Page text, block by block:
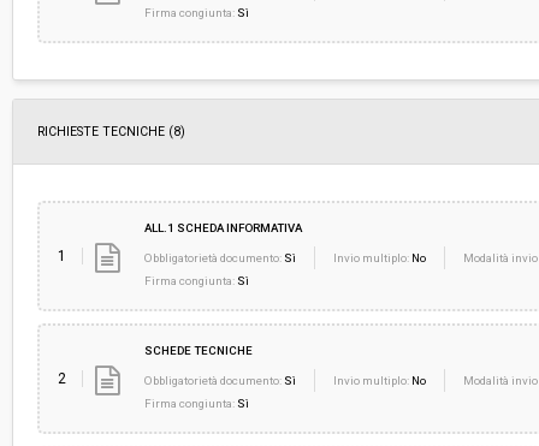
Firma congiunta: Sì
RICHIESTE TECNICHE (8)
1
ALL.1 SCHEDA INFORMATIVA
Obbligatorietà documento: Sì Invio multiplo: No
Modalità
Firma congiunta: Sì
2
SCHEDE TECNICHE
Obbligatorietà documento: Sì Invio multiplo: No
Modalità
Firma congiunta: Sì